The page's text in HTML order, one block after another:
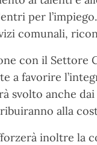
per
comunali,
con il Settore
a favorire
svolto anche
alla
inoltre la